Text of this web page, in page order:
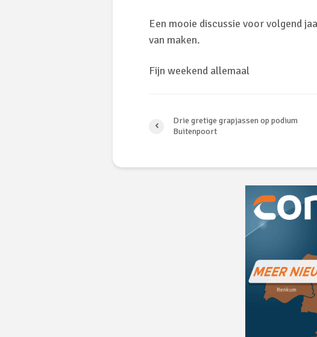
Een mooie discussie voor volgend
van maken.
Fijn weekend allemaal
Drie gretige grapjassen op podium
Buitenpoort